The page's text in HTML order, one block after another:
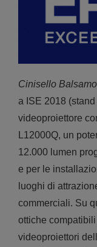
Cinisello
a ISE 2018
videoproiettore
L12000Q, un
12.000 lumen
e per le
luoghi di
commerciali. Su
ottiche
videoproiettori